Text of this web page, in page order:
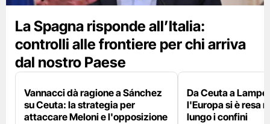
La Spagna risponde all’Italia:
controlli alle frontiere per chi arriva
dal nostro Paese
Vannacci dà ragione a Sánchez
su Ceuta: la strategia per
attaccare Meloni e l'opposizione
Da Ceuta a
l'Europa si è resa
lungo i confini